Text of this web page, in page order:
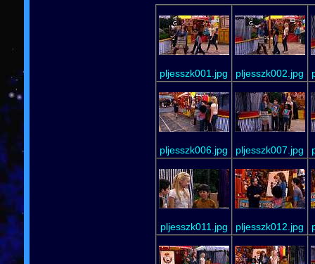
pljesszk001.jpg pljesszk002.jpg
pljesszk006.jpg pljesszk007.jpg
pljesszk011.jpg pljesszk012.jpg